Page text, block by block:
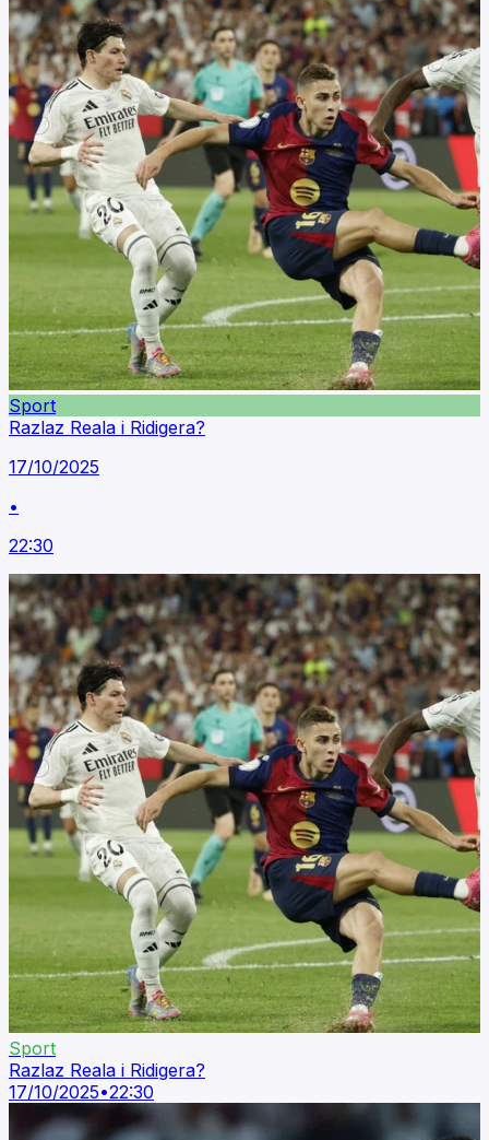
Sport
Razlaz Reala i Ridigera?
17/10/2025
•
22:30
Sport
Razlaz Reala i Ridigera?
17/10/2025•22:30